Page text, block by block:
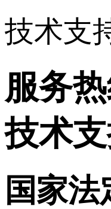
技术支
服务
技术
国家